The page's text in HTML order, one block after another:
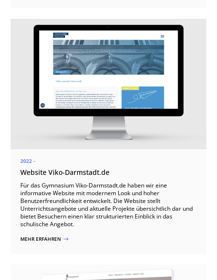
2022 -
Website Viko-Darmstadt.de
Für das Gymnasium Viko-Darmstadt.de haben wir eine
informative Website mit modernem Look und hoher
Benutzerfreundlichkeit entwickelt. Die Website stellt
Unterrichtsangebote und aktuelle Projekte übersichtlich dar und
bietet Besuchern einen klar strukturierten Einblick in das
schulische Angebot.
MEHR ERFAHREN $